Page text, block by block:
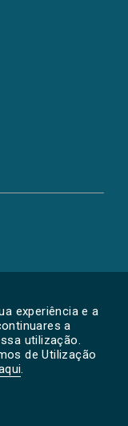
experiência e a
a
utilização.
de Utilização
.